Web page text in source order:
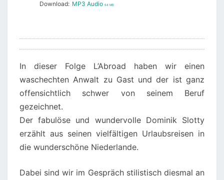
Download: MP3 Audio 64 MB
In dieser Folge L’Abroad haben wir einen
waschechten Anwalt zu Gast und der ist ganz
offensichtlich schwer von seinem Beruf
gezeichnet.
Der fabulöse und wundervolle Dominik Slotty
erzählt aus seinen vielfältigen Urlaubsreisen in
die wunderschöne Niederlande.
Dabei sind wir im Gespräch stilistisch diesmal an